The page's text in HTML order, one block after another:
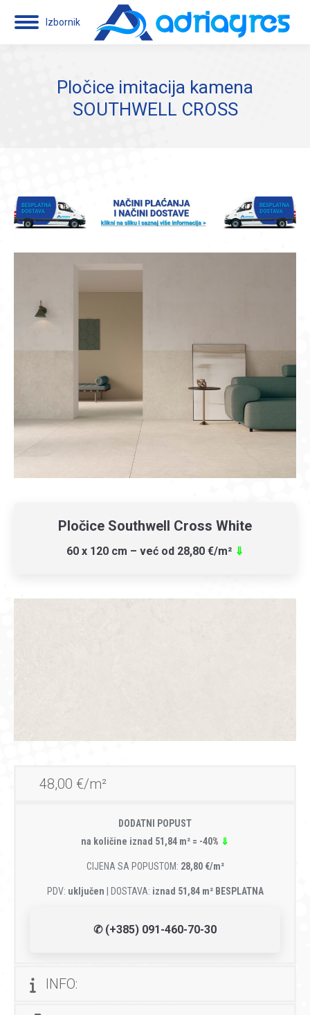
Izbornik
Pločice imitacija kamena
SOUTHWELL CROSS
Pločice Southwell Cross White
60 x 120 cm – već od 28,80 €/m² ⇓
48,00 €/m²
DODATNI POPUST
na količine iznad 51,84 m² = -40% ⇓
CIJENA SA POPUSTOM: 28,80 €/m²
PDV: uključen | DOSTAVA: iznad 51,84 m² BESPLATNA
✆ (+385) 091-460-70-30
INFO: